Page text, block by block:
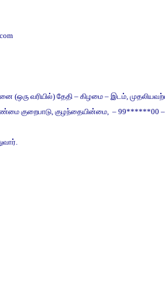
(ஒரு வரியில்) தேதி – கிழமை – இடம்,
குறைபாடு, குழந்தையின்மை, – 99******00 –
.